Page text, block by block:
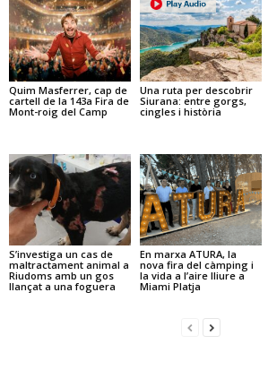
Quim Masferrer, cap de
cartell de la 143a Fira de
Mont-roig del Camp
Una ruta per descobrir
Siurana: entre gorgs,
cingles i història
S’investiga un cas de
maltractament animal a
Riudoms amb un gos
llançat a una foguera
En marxa ATURA, la
nova fira del càmping i
la vida a l’aire lliure a
Miami Platja